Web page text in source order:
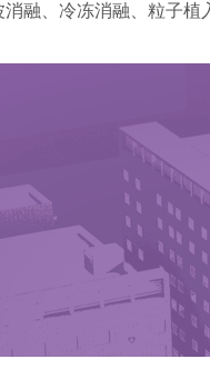
融、冷冻消融、粒子植